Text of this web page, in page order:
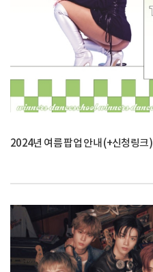
2024년 여름 팝업 안내 (+신청링크)